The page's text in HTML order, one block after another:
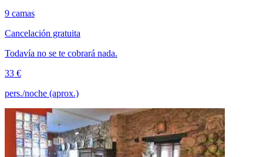
9 camas
Cancelación gratuita
Todavía no se te cobrará nada.
33 €
pers./noche (aprox.)